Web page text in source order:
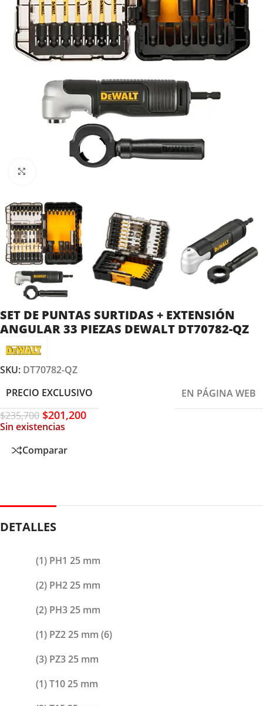
Clic para ampliar
SET DE PUNTAS SURTIDAS + EXTENSIÓN
ANGULAR 33 PIEZAS DEWALT DT70782-QZ
SKU: DT70782-QZ
PRECIO EXCLUSIVO
EN PÁGINA WEB
$235,700 $201,200
Sin existencias
Comparar
DETALLES
(1) PH1 25 mm
(2) PH2 25 mm
(2) PH3 25 mm
(1) PZ2 25 mm (6)
(3) PZ3 25 mm
(1) T10 25 mm